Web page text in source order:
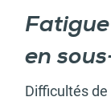
en
Difficultés